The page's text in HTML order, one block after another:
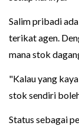
Salim pribadi
terikat agen.
mana stok
"Kalau yang
stok sendiri
Status sebagai